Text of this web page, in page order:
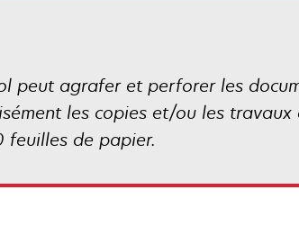
peut agrafer et perforer les
les copies et/ou les
feuilles de papier.